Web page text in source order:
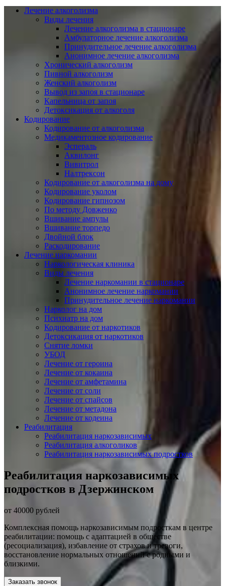
Лечение алкоголизма
Виды лечения
Лечение алкоголизма в стационаре
Амбулаторное лечение алкоголизма
Принудительное лечение алкоголизма
Анонимное лечение алкоголизма
Хронический алкоголизм
Пивной алкоголизм
Женский алкоголизм
Вывод из запоя в стационаре
Капельница от запоя
Детоксикация от алкоголя
Кодирование
Кодирование от алкоголизма
Медикаментозное кодирование
Эспераль
Аквилонг
Вивитрол
Налтрексон
Кодирование от алкоголизма на дому
Кодирование уколом
Кодирование гипнозом
По методу Довженко
Вшивание ампулы
Вшивание торпедо
Двойной блок
Раскодирование
Лечение наркомании
Наркологическая клиника
Виды лечения
Лечение наркомании в стационаре
Анонимное лечение наркомании
Принудительное лечение наркомании
Нарколог на дом
Психиатр на дом
Кодирование от наркотиков
Детоксикация от наркотиков
Снятие ломки
УБОД
Лечение от героина
Лечение от кокаина
Лечение от амфетамина
Лечение от соли
Лечение от спайсов
Лечение от метадона
Лечение от кодеина
Реабилитация
Реабилитация наркозависимых
Реабилитация алкоголиков
Реабилитация наркозависимых подростков
Реабилитация наркозависимых
подростков в Дзержинском
от 40000 рублей
Комплексная помощь наркозависимым подросткам в центре
реабилитации: помощь с адаптацией в обществе
(ресоциализация), избавление от страхов и тревоги,
восстановление нормальных отношений с родными и
близкими.
Заказать звонок